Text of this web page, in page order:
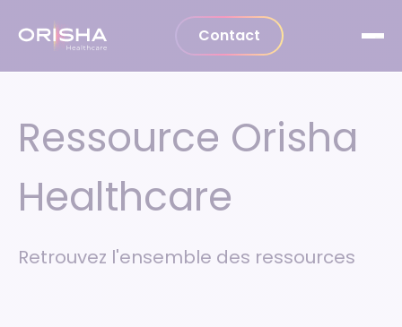
Contact
Ressource Orisha
Healthcare
Retrouvez l'ensemble des ressources